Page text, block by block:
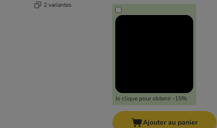
2 variantes
Je clique pour obtenir -15%
Ajouter au panier